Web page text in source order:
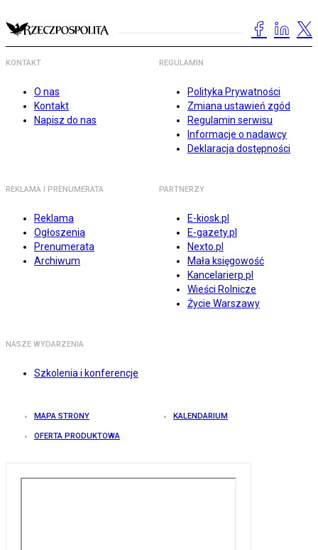
KONTAKT
O nas
Kontakt
Napisz do nas
REGULAMIN
Polityka Prywatności
Zmiana ustawień zgód
Regulamin serwisu
Informacje o nadawcy
Deklaracja dostępności
REKLAMA I PRENUMERATA
Reklama
Ogłoszenia
Prenumerata
Archiwum
PARTNERZY
E-kiosk.pl
E-gazety.pl
Nexto.pl
Mała księgowość
Kancelarierp.pl
Wieści Rolnicze
Życie Warszawy
NASZE WYDARZENIA
Szkolenia i konferencje
MAPA STRONY KALENDARIUM
OFERTA PRODUKTOWA